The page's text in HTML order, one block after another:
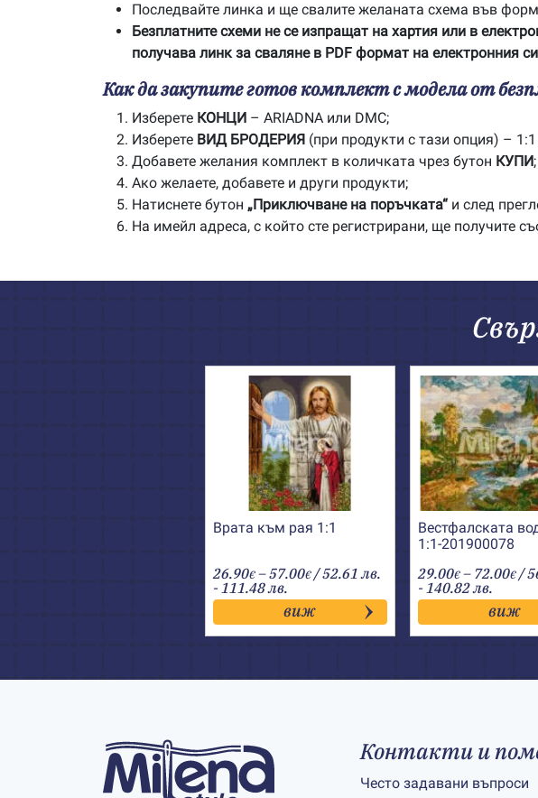
Последвайте линка и ще свалите желаната схема във
Безплатните схеми не се изпращат на хартия или в
получава линк за сваляне в PDF формат на електронния
Как да закупите готов комплект с модела от
Изберете КОНЦИ – ARIADNA или DMC;
Изберете ВИД БРОДЕРИЯ (при продукти с тази опция) –
Добавете желания комплект в количката чрез бутон КУПИ;
Ако желаете, добавете и други продукти;
Натиснете бутон „Приключване на поръчката“ и след
На имейл адреса, с който сте регистрирани, ще получите
Врата към рая 1:1
26.90€ –57.00€Price
range:
26.90€
through
57.00€
/ 52.61 лв.
- 111.48 лв.
виж
Вестфалската
1:1-201900078
29.00€ – 72.00€/
- 140.82 лв.
виж
Контакти и
Често задавани въпроси